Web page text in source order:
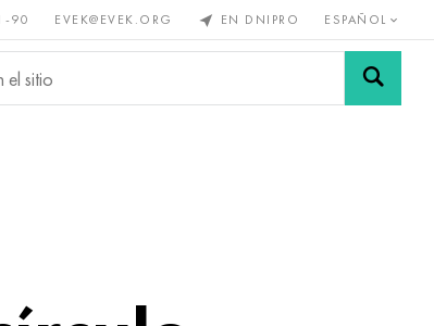
90 EVEK@EVEK.ORG EN DNIPRO ESPAÑOL
Aleación de Mallas y